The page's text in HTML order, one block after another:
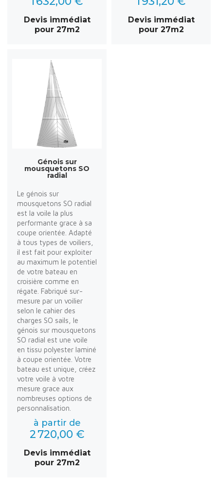
Devis immédiat
pour 27m2
Devis immédiat
pour 27m2
Génois sur
mousquetons SO
radial
Le génois sur
mousquetons SO radial
est la voile la plus
performante grace à sa
coupe orientée. Adapté
à tous types de voiliers,
il est fait pour exploiter
au maximum le potentiel
de votre bateau en
croisière comme en
régate. Fabriqué sur-
mesure par un voilier
selon le cahier des
charges SO sails, le
génois sur mousquetons
SO radial est une voile
en tissu polyester laminé
à coupe orientée. Votre
bateau est unique, créez
votre voile à votre
mesure grace aux
nombreuses options de
personnalisation.
à partir de
2 720,00 €
Devis immédiat
pour 27m2